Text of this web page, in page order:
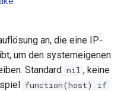
an, die eine IP-
um den systemeigenen
Standard nil , keine
function(host) if